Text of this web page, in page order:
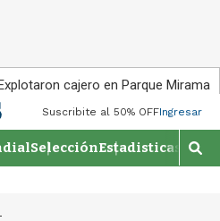
cajero en Parque Miramar
Suscribite al 50% OFFIngresar
SelecciónEstadisticas
M
o